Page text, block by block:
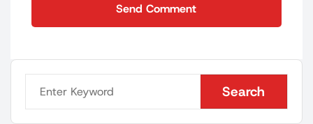
Send Comment
Search
Search